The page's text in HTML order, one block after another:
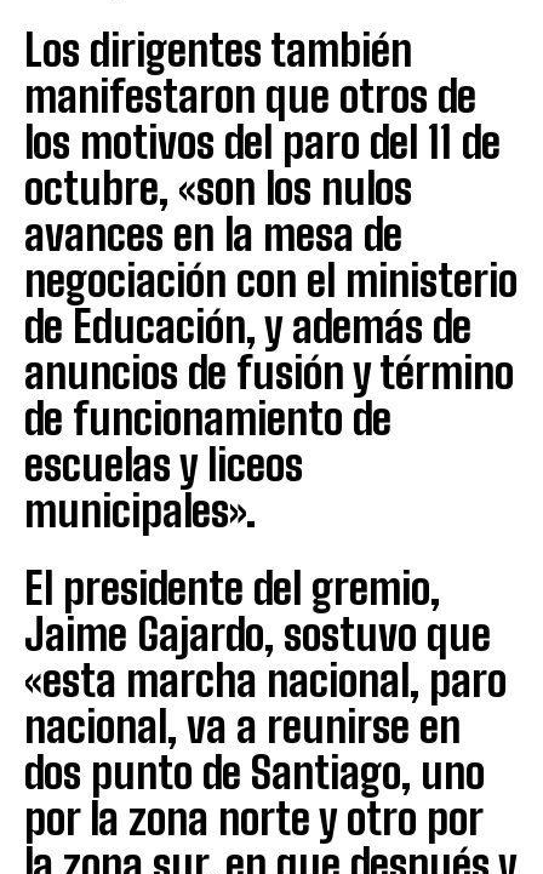
Los dirigentes también
manifestaron que otros de
los motivos del paro del 11 de
octubre, «son los nulos
avances en la mesa de
negociación con el ministerio
de Educación, y además de
anuncios de fusión y término
de funcionamiento de
escuelas y liceos
municipales».
El presidente del gremio,
Jaime Gajardo, sostuvo que
«esta marcha nacional, paro
nacional, va a reunirse en
dos punto de Santiago, uno
por la zona norte y otro por